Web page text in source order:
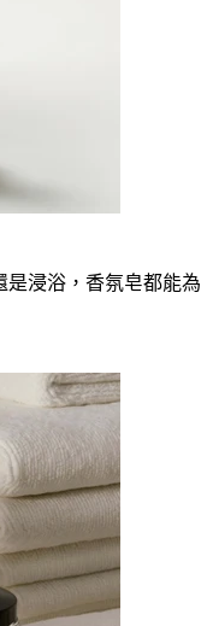
浸浴，香氛皂都能為